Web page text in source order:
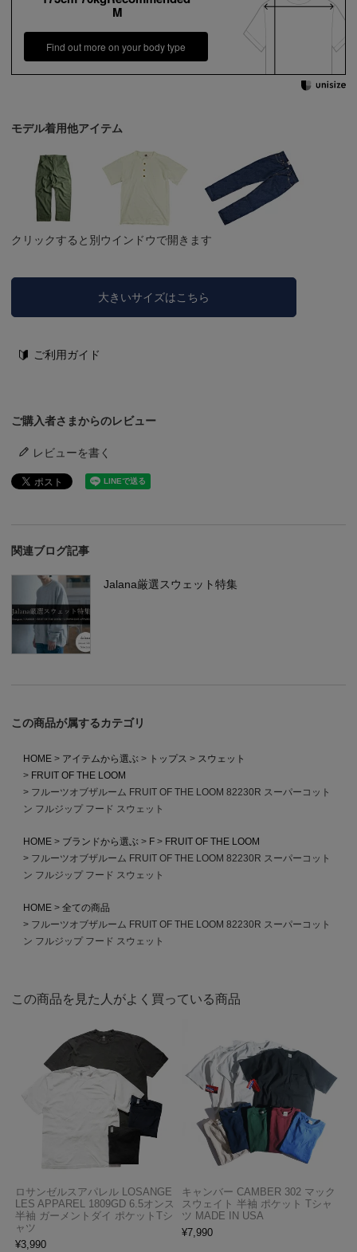
M
Find out more on your body type
モデル着用他アイテム
クリックすると別ウインドウで開きます
大きいサイズはこちら
ご利用ガイド
ご購入者さまからのレビュー
レビューを書く
関連ブログ記事
Jalana厳選スウェット特集
この商品が属するカテゴリ
HOME アイテムから選ぶ トップス
スウェット
FRUIT OF THE LOOM
フルーツオブザルーム FRUIT OF THE LOOM 82230R スーパーコット
ン フルジップ フード スウェット
HOME ブランドから選ぶ F
FRUIT OF THE LOOM
フルーツオブザルーム FRUIT OF THE LOOM 82230R スーパーコット
ン フルジップ フード スウェット
HOME
全ての商品
フルーツオブザルーム FRUIT OF THE LOOM 82230R スーパーコット
ン フルジップ フード スウェット
この商品を見た人がよく買っている商品
ロサンゼルスアパレル LOSANGE
LES APPAREL 1809GD 6.5オンス
半袖 ガーメントダイ ポケットTシ
ャツ
¥3,990
キャンバー CAMBER 302 マック
スウェイト 半袖 ポケット Tシャ
ツ MADE IN USA
¥7,990